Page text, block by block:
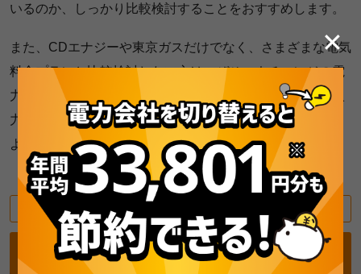
✕
いるのか、しっかり比較検討することをおすすめします。
また、CDエナジーや東京ガスだけでなく、さまざまな電気
料金プランと比較検討したい方は、ぜひエネチェンジの電
力比較をお試しください。郵便番号など、簡単な情報を入
力するだけで、最適な電気料金プランを見つけられます
よ。
平均33,801円/年
最安の電気料金プランを診断（無料）